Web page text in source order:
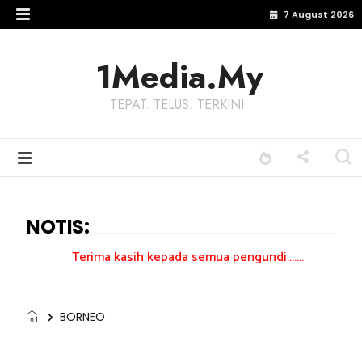
7 August 2026
1Media.My
TEPAT. TELUS. TERKINI.
NOTIS:
kasih kepada semua pengundi.......
BORNEO